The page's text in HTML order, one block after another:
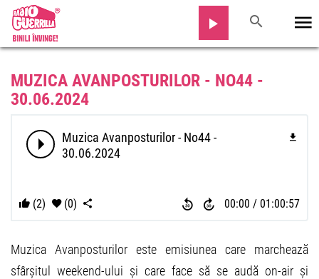
MUZICA AVANPOSTURILOR - NO44 -
30.06.2024
00:00 01:00:57
Muzica Avanposturilor - No44 -
30.06.2024
(2) (0)
Muzica Avanposturilor este emisiunea care marchează
sfârșitul weekend-ului și care face să se audă on-air și